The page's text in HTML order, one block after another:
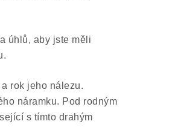
úhlů, aby jste měli
rok jeho nálezu.
náramku. Pod rodným
s tímto drahým